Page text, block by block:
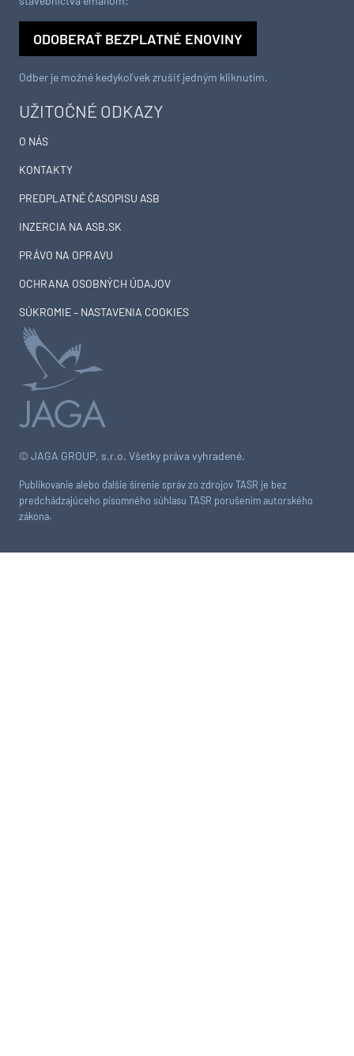
© JAGA GROUP, s.r.o. Všetky práva vyhradené.
Publikovanie alebo ďalšie šírenie správ zo zdrojov TASR je bez
predchádzajúceho písomného súhlasu TASR porušením autorského
zákona.
UŽITOČNÉ ODKAZY
O NÁS
KONTAKTY
PREDPLATNÉ ČASOPISU ASB
INZERCIA NA ASB.SK
PRÁVO NA OPRAVU
OCHRANA OSOBNÝCH ÚDAJOV
SÚKROMIE – NASTAVENIA COOKIES
ODOBERAŤ BEZPLATNÉ ENOVINY
Odber je možné kedykoľvek zrušiť jedným kliknutím.